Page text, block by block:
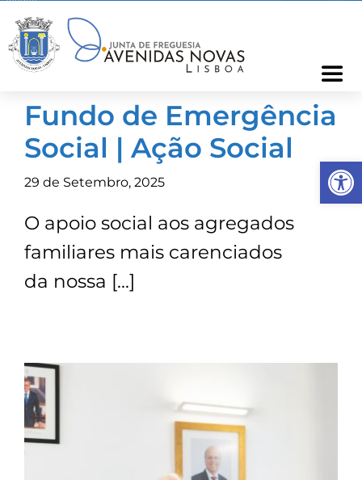
content
Freguesia
Informações
Notícias
Contactos
TRANSPARÊNCIA
Fundo de Emergência
Social | Ação Social
29 de Setembro, 2025
O apoio social aos agregados
familiares mais carenciados
da nossa […]